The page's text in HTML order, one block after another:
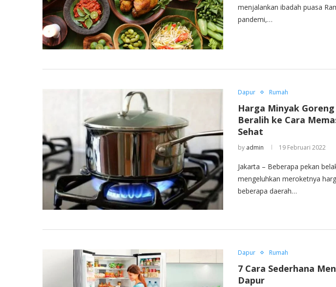
menjalankan ibadah puasa
pandemi,…
Dapur Rumah
Harga Minyak
Beralih ke Cara
Sehat
by admin 19 Februari 2022
Jakarta – Beberapa pekan
mengeluhkan meroketnya
beberapa daerah…
Dapur Rumah
7 Cara Sederhana
Dapur